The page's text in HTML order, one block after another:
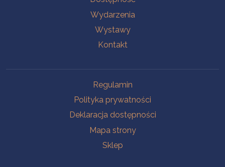
Wydarzenia
Wystawy
Kontakt
Regulamin
Polityka prywatności
Deklaracja dostępności
Mapa strony
Sklep